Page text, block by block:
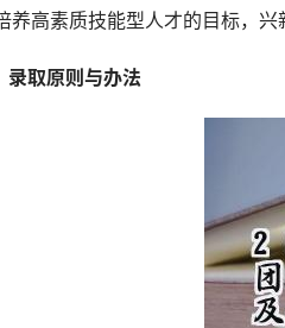
养高素质技能型人才的目标，
录取原则与办法